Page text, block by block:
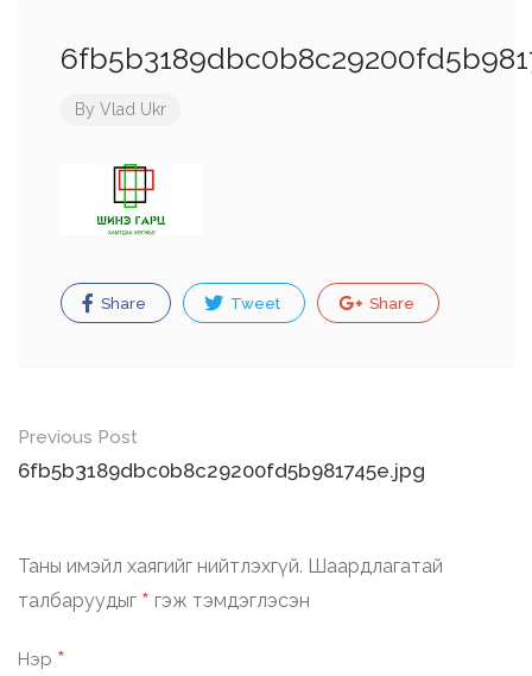
By Vlad Ukr
Share Tweet Share
Post
navigation
Previous Post
6fb5b3189dbc0b8c29200fd5b981745e.jpg
Таны имэйл хаягийг нийтлэхгүй. Шаардлагатай
талбаруудыг * гэж тэмдэглэсэн
Нэр *